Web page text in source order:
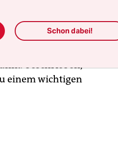
stimmt
mit
beschrieben,
einem wichtigen
Schon dabei!